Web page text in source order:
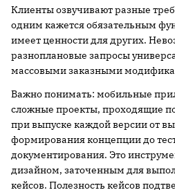
Клиенты озвучивают разные
одним кажется обязательным
имеет ценности для других.
разноплановые запросы
массовыми заказными
Важно понимать: мобильные
сложные проекты, проходящие
при выпуске каждой версии от
формирования концепции до
документирования. Это
дизайном, заточенным для
кейсов. Полезность кейсов